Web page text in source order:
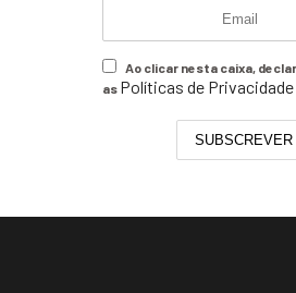
Ao clicar nesta caixa,
as Políticas de Privacidade
SUBSCREVER